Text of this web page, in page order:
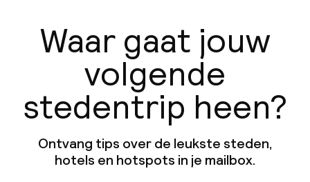
Waar gaat jouw
volgende
stedentrip heen?
Ontvang tips over de leukste steden,
hotels en hotspots in je mailbox.